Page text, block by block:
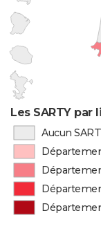
Les SARTY par
Aucun